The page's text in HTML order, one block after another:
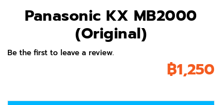
Panasonic KX MB2000
(Original)
Be the first to leave a review.
฿1,250